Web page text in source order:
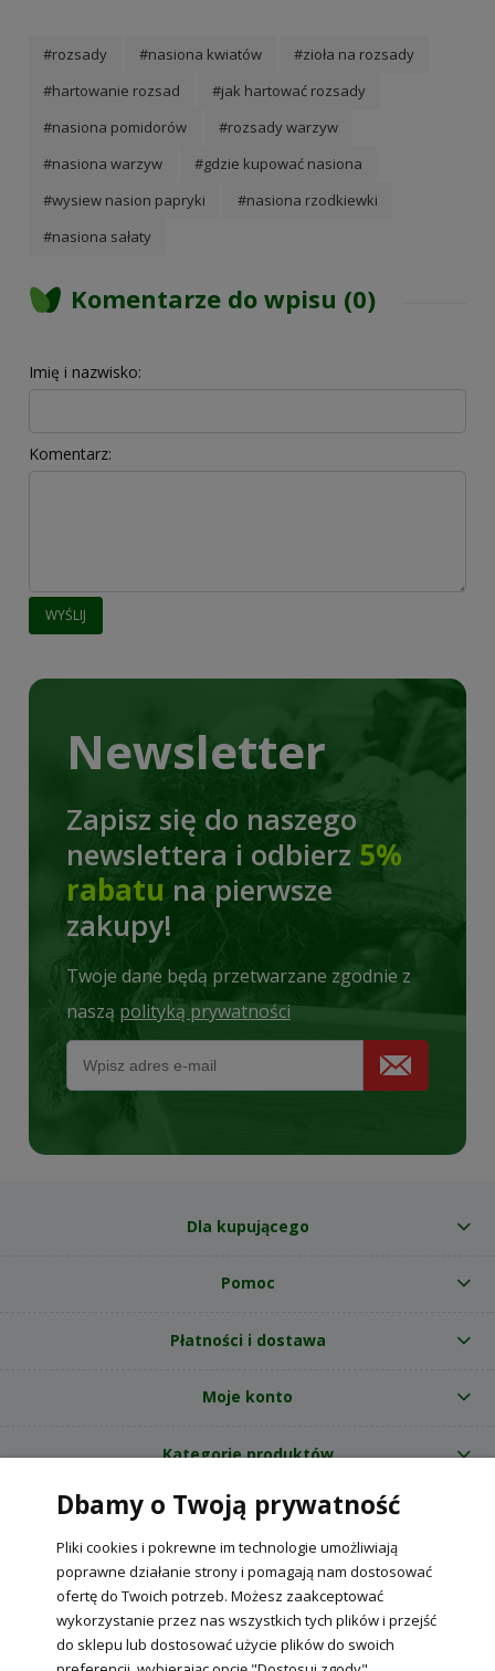
#rozsady #nasiona kwiatów
#zioła na rozsady
#hartowanie rozsad
#jak hartować rozsady
#nasiona pomidorów
#rozsady warzyw
#nasiona warzyw
#gdzie kupować nasiona
#wysiew nasion papryki
#nasiona rzodkiewki
#nasiona sałaty
Komentarze do wpisu (0)
Imię i nazwisko:
Komentarz:
WYŚLIJ
Newsletter
Zapisz się do naszego
newslettera i odbierz 5%
rabatu na pierwsze
zakupy!
Twoje dane będą przetwarzane zgodnie z
naszą polityką prywatności
Dla kupującego
Pomoc
Płatności i dostawa
Moje konto
Kategorie produktów
O nas
Internetowy sklep ogrodniczy z nasionami RajOgrodnika.pl
NIP: 6090037061, REGON: 260240470 | Czarnca, ul. Tęczowa 31, 29-100
Włoszczowa
Dbamy o Twoją prywatność
Pliki cookies i pokrewne im technologie umożliwiają
poprawne działanie strony i pomagają nam dostosować
ofertę do Twoich potrzeb. Możesz zaakceptować
wykorzystanie przez nas wszystkich tych plików i przejść
do sklepu lub dostosować użycie plików do swoich